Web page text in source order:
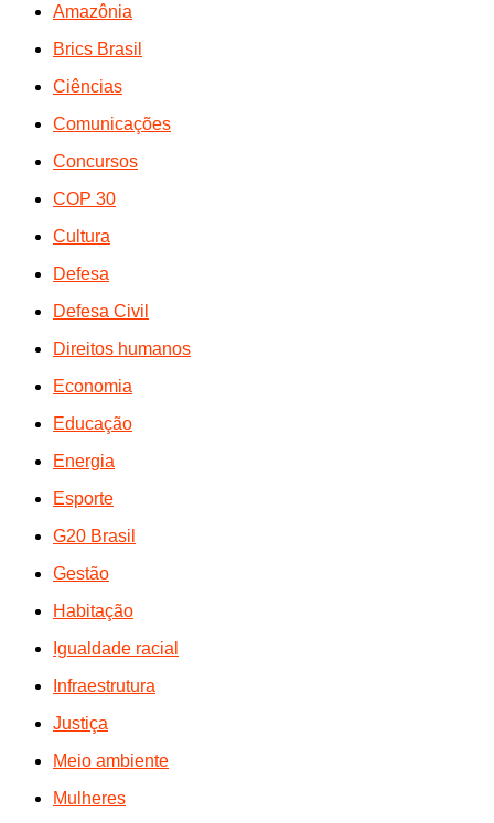
Amazônia
Brics Brasil
Ciências
Comunicações
Concursos
COP 30
Cultura
Defesa
Defesa Civil
Direitos humanos
Economia
Educação
Energia
Esporte
G20 Brasil
Gestão
Habitação
Igualdade racial
Infraestrutura
Justiça
Meio ambiente
Mulheres